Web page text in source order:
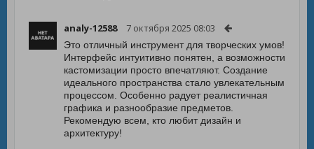
analy-12588 7 октября 2025 08:03
Это отличный инструмент для творческих умов!
Интерфейс интуитивно понятен, а возможности
кастомизации просто впечатляют. Создание
идеального пространства стало увлекательным
процессом. Особенно радует реалистичная
графика и разнообразие предметов.
Рекомендую всем, кто любит дизайн и
архитектуру!